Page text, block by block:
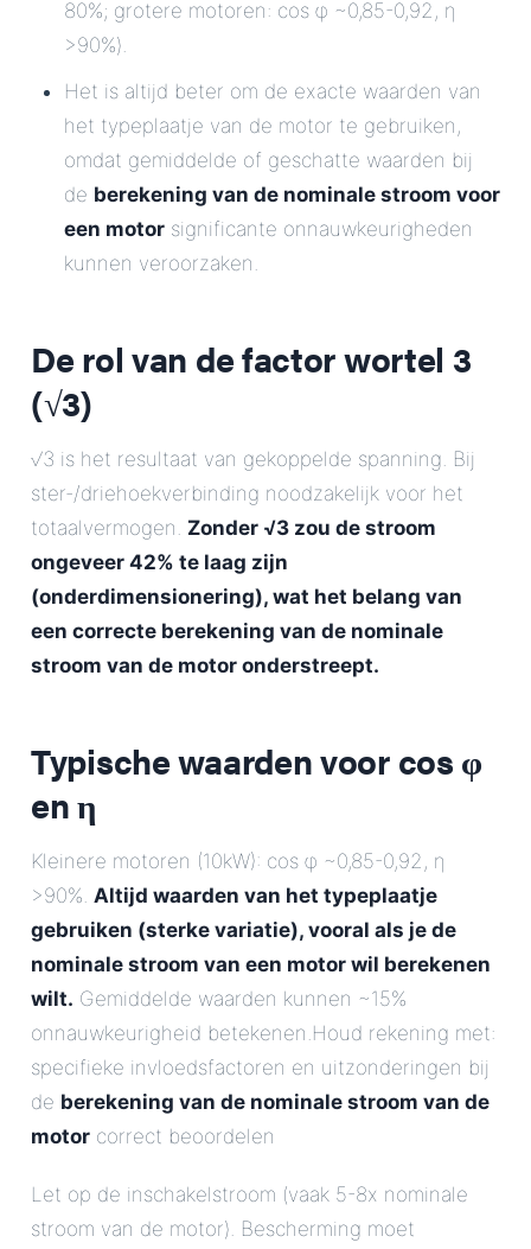
80%; grotere motoren: cos φ ~0,85-0,92, η
>90%).
Het is altijd beter om de exacte waarden van
het typeplaatje van de motor te gebruiken,
omdat gemiddelde of geschatte waarden bij
de berekening van de nominale stroom voor
een motor significante onnauwkeurigheden
kunnen veroorzaken.
De rol van de factor wortel 3
(√3)
√3 is het resultaat van gekoppelde spanning. Bij
ster-/driehoekverbinding noodzakelijk voor het
totaalvermogen. Zonder √3 zou de stroom
ongeveer 42% te laag zijn
(onderdimensionering), wat het belang van
een correcte berekening van de nominale
stroom van de motor onderstreept.
Typische waarden voor cos φ
en η
Kleinere motoren (10kW): cos φ ~0,85-0,92, η
>90%. Altijd waarden van het typeplaatje
gebruiken (sterke variatie), vooral als je de
nominale stroom van een motor wil berekenen
wilt. Gemiddelde waarden kunnen ~15%
onnauwkeurigheid betekenen.Houd rekening met:
specifieke invloedsfactoren en uitzonderingen bij
de berekening van de nominale stroom van de
motor correct beoordelen
Let op de inschakelstroom (vaak 5-8x nominale
stroom van de motor). Bescherming moet